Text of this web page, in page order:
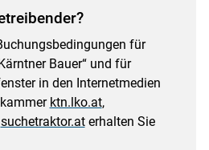
für
Bauer“ und für
in den Internetmedien
ktn.lko.at,
suchetraktor.aterhalten Sie